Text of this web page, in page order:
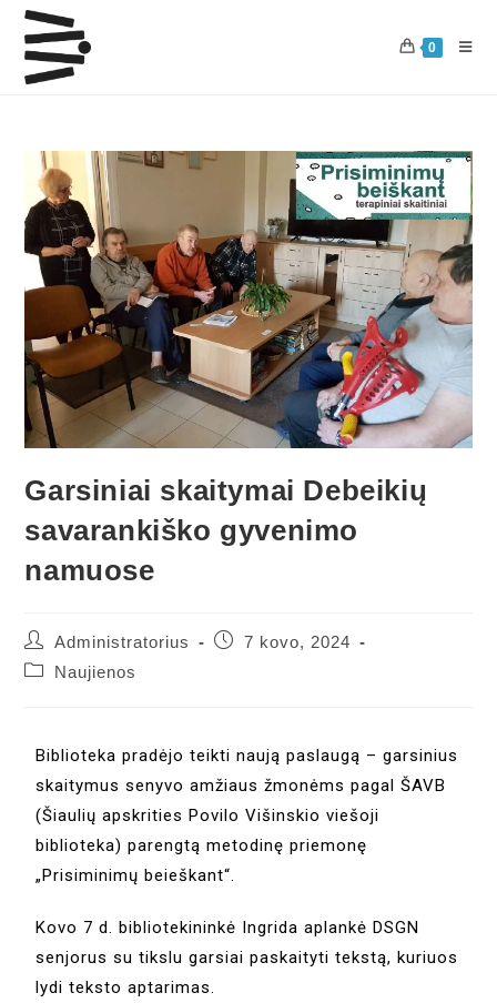
0
Garsiniai skaitymai Debeikių
savarankiško gyvenimo
namuose
Administratorius
7 kovo, 2024
Naujienos
Biblioteka pradėjo teikti naują paslaugą – garsinius
skaitymus senyvo amžiaus žmonėms pagal ŠAVB
(Šiaulių apskrities Povilo Višinskio viešoji
biblioteka) parengtą metodinę priemonę
„Prisiminimų beieškant“.
Kovo 7 d. bibliotekininkė Ingrida aplankė DSGN
senjorus su tikslu garsiai paskaityti tekstą, kuriuos
lydi teksto aptarimas.